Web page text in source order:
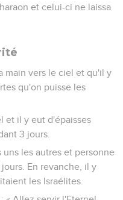
et celui-ci ne laissa
main vers le ciel et qu'il y
qu'on puisse les
et il y eut d'épaisses
3 jours.
uns les autres et personne
En revanche, il y
les Israélites.